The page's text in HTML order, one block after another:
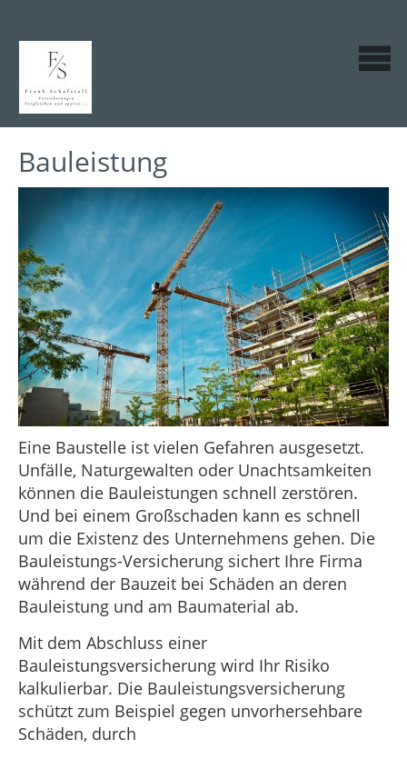
Bauleistung
Eine Baustelle ist vielen Gefahren ausgesetzt.
Unfälle, Naturgewalten oder Unachtsamkeiten
können die Bauleistungen schnell zerstören.
Und bei einem Großschaden kann es schnell
um die Existenz des Unternehmens gehen. Die
Bauleistungs-Versicherung sichert Ihre Firma
während der Bauzeit bei Schäden an deren
Bauleistung und am Baumaterial ab.
Mit dem Abschluss einer
Bauleistungsversicherung wird Ihr Risiko
kalkulierbar. Die Bauleistungsversicherung
schützt zum Beispiel gegen unvorhersehbare
Schäden, durch